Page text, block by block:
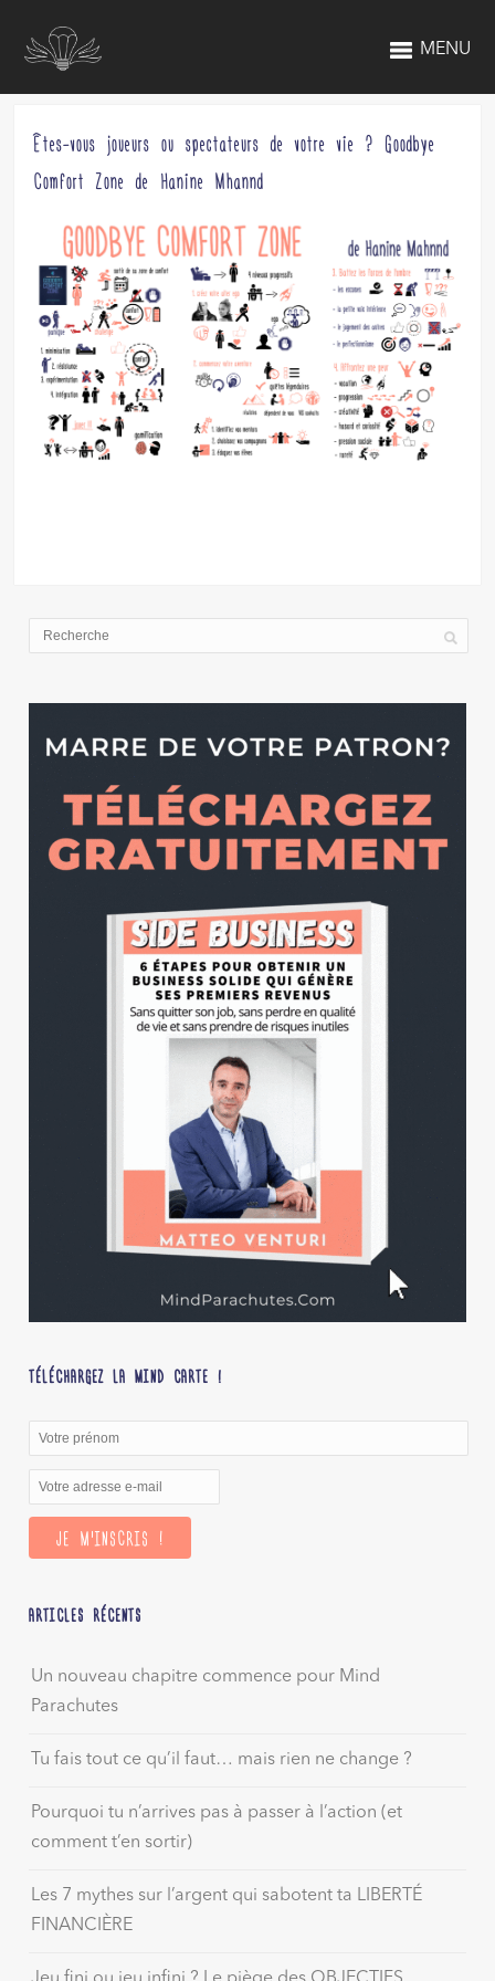
MENU
Êtes-vous joueurs ou spectateurs de votre vie ? Goodbye
Comfort Zone de Hanine Mhannd
TÉLÉCHARGEZ LA MIND CARTE !
ARTICLES RÉCENTS
Un nouveau chapitre commence pour Mind
Parachutes
Tu fais tout ce qu’il faut… mais rien ne change ?
Pourquoi tu n’arrives pas à passer à l’action (et
comment t’en sortir)
Les 7 mythes sur l’argent qui sabotent ta LIBERTÉ
FINANCIÈRE